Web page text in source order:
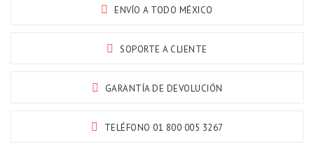
ENVÍO A TODO MÉXICO
SOPORTE A CLIENTE
GARANTÍA DE DEVOLUCIÓN
TELÉFONO 01 800 005 3267